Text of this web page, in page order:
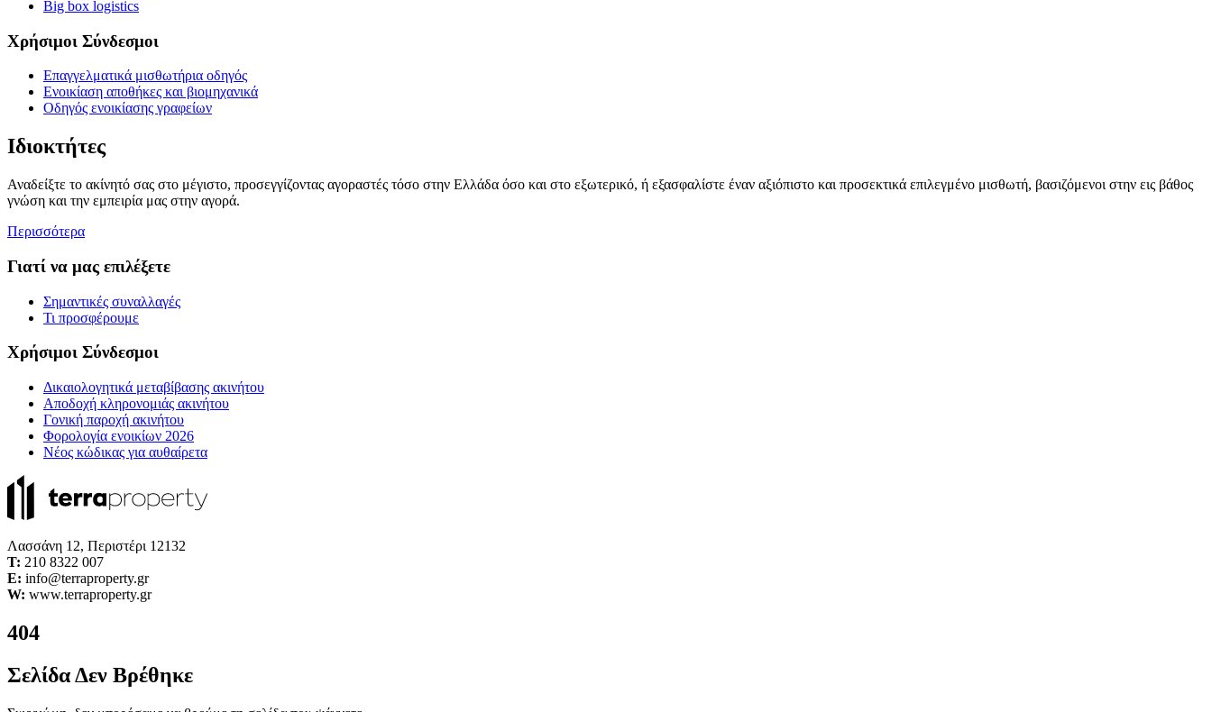
Big box logistics
Χρήσιμοι Σύνδεσμοι
Επαγγελματικά μισθωτήρια οδηγός
Ενοικίαση αποθήκες και βιομηχανικά
Οδηγός ενοικίασης γραφείων
Ιδιοκτήτες
Αναδείξτε το ακίνητό σας στο μέγιστο, προσεγγίζοντας αγοραστές τόσο στην Ελλάδα όσο και στο εξωτερικό, ή εξασφαλίστε έναν αξιόπιστο και προσεκτικά επιλεγμένο μισθωτή, βασιζόμενοι στην εις βάθος
γνώση και την εμπειρία μας στην αγορά.
Περισσότερα
Γιατί να μας επιλέξετε
Σημαντικές συναλλαγές
Τι προσφέρουμε
Χρήσιμοι Σύνδεσμοι
Δικαιολογητικά μεταβίβασης ακινήτου
Αποδοχή κληρονομιάς ακινήτου
Γονική παροχή ακινήτου
Φορολογία ενοικίων 2026
Νέος κώδικας για αυθαίρετα
Λασσάνη 12, Περιστέρι 12132
Τ: 210 8322 007
E: info@terraproperty.gr
W: www.terraproperty.gr
404
Σελίδα Δεν Βρέθηκε